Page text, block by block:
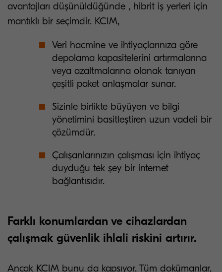
avantajları düşünüldüğünde , hibrit iş yerleri için
mantıklı bir seçimdir. KCIM,
Veri hacmine ve ihtiyaçlarınıza göre
depolama kapasitelerini artırmalarına
veya azaltmalarına olanak tanıyan
çeşitli paket anlaşmalar sunar.
Sizinle birlikte büyüyen ve bilgi
yönetimini basitleştiren uzun vadeli bir
çözümdür.
Çalışanlarınızın çalışması için ihtiyaç
duyduğu tek şey bir internet
bağlantısıdır.
Farklı konumlardan ve cihazlardan
çalışmak güvenlik ihlali riskini artırır.
Ancak KCIM bunu da kapsıyor. Tüm dokümanlar,